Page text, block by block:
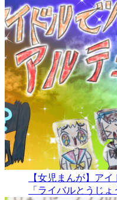
【女児まんが】ア
「ライバルとうじょ